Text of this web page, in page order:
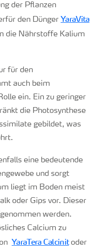
der Pflanzen
den Dünger YaraVita
die Nährstoffe Kalium
für den
auch beim
ein. Ein zu geringer
die Photosynthese
gebildet, was
eine bedeutende
und sorgt
liegt im Boden meist
oder Gips vor. Dieser
werden.
Calcium zu
YaraTera Calcinitoder